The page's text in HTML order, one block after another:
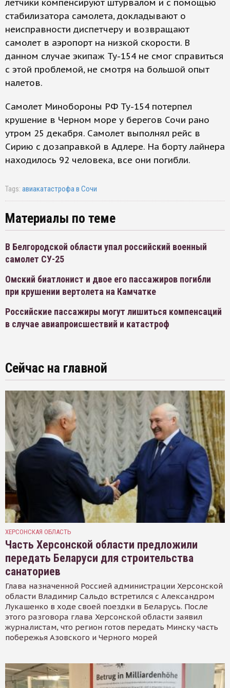
летчики компенсируют штурвалом и с помощью
стабилизатора самолета, докладывают о
неисправности диспетчеру и возвращают
самолет в аэропорт на низкой скорости. В
данном случае экипаж Ту-154 не смог справиться
с этой проблемой, не смотря на большой опыт
налетов.
Самолет Минобороны РФ Ту-154 потерпел
крушение в Черном море у берегов Сочи рано
утром 25 декабря. Самолет выполнял рейс в
Сирию с дозаправкой в Адлере. На борту лайнера
находилось 92 человека, все они погибли.
Tags: авиакатастрофа в Сочи
Материалы по теме
В Белгородской области упал российский военный
самолет СУ-25
Омский биатлонист и двое его пассажиров погибли
при крушении вертолета на Камчатке
Российские пассажиры могут лишиться компенсаций
в случае авиапроисшествий и катастроф
Сейчас на главной
ХЕРСОНСКАЯ ОБЛАСТЬ
Часть Херсонской области предложили
передать Беларуси для строительства
санаториев
Глава назначенной Россией администрации Херсонской
области Владимир Сальдо встретился с Александром
Лукашенко в ходе своей поездки в Беларусь. После
этого разговора глава Херсонской области заявил
журналистам, что регион готов передать Минску часть
побережья Азовского и Черного морей